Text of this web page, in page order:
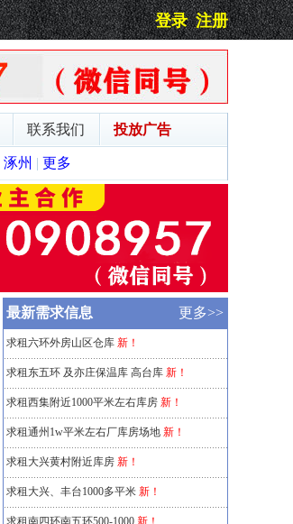
登录 注册
联系我们 投放广告
涿州 | 更多
更多>>
最新需求信息
求租六环外房山区仓库 新！
求租东五环 及亦庄保温库 高台库 新！
求租西集附近1000平米左右库房 新！
求租通州1w平米左右厂库房场地 新！
求租大兴黄村附近库房 新！
求租大兴、丰台1000多平米 新！
求租南四环南五环500-1000 新！